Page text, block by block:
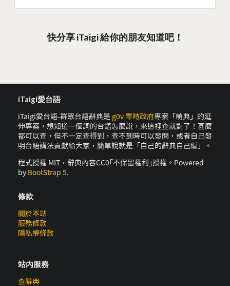
快分享 iTaigi 給你的朋友知道吧！
iTaigi愛台語
iTaigi愛台語-群眾台語辭典是 g0v 零時政府專案「萌典」的延
伸專案，想知道一個詞的台語怎麼說，來這裡查就對了！甚麼
都可以查，但不一定查得到，查不到時可以發問，或者自己發
明台語講法貢獻給大家，簡單說就是「自己的辭典自己編」。
程式授權 MIT，辭典內容CC0｢不保留權利｣授權。Powered
by BootStrap 5.
條款
關於本站
服務條款
隱私權條款
站內服務
查辭典